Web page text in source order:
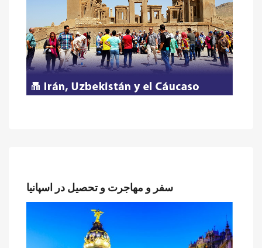
سفر و مهاجرت و تحصیل در اسپانیا